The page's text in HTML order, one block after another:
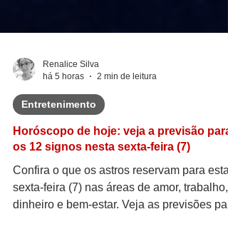
Renalice Silva
há 5 horas
2 min de leitura
Entretenimento
os 12 signos nesta sexta-feira (7)
Confira o que os astros reservam para esta